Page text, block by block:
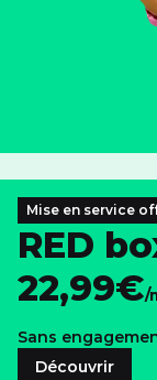
Mise en service
RED
22,99€/
Sans
Découvrir